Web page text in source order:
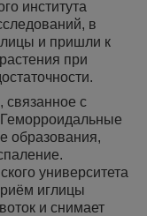
института
в
и пришли к
при
связанное с
образования,
университета
иглицы
и снимает